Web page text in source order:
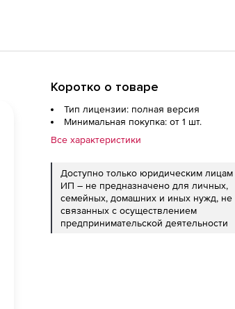
Коротко о товаре
Тип лицензии: полная версия
Минимальная покупка: от 1 шт.
Все характеристики
Доступно только юридическим лицам
ИП – не предназначено для личных,
семейных, домашних и иных нужд, не
связанных с осуществлением
предпринимательской деятельности